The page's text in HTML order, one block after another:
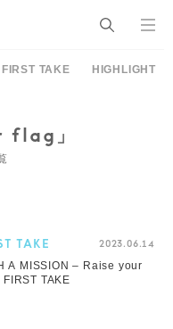
TAKE HIGHLIGHT
flag」
TAKE 2023.06.14
A MISSION – Raise your
TAKE